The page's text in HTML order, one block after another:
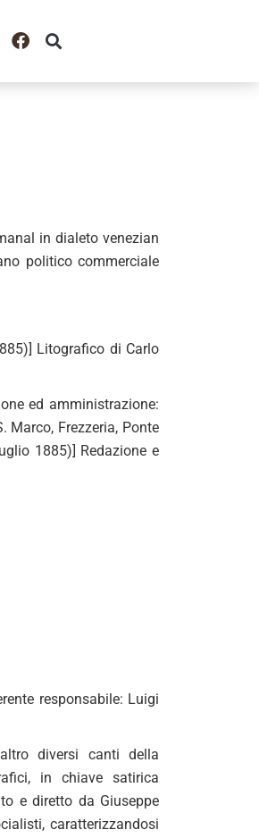
in dialeto venezian
politico commerciale
Litografico di Carlo
ed amministrazione:
Marco, Frezzeria, Ponte
1885)] Redazione e
responsabile: Luigi
diversi canti della
in chiave satirica
e diretto da Giuseppe
caratterizzandosi